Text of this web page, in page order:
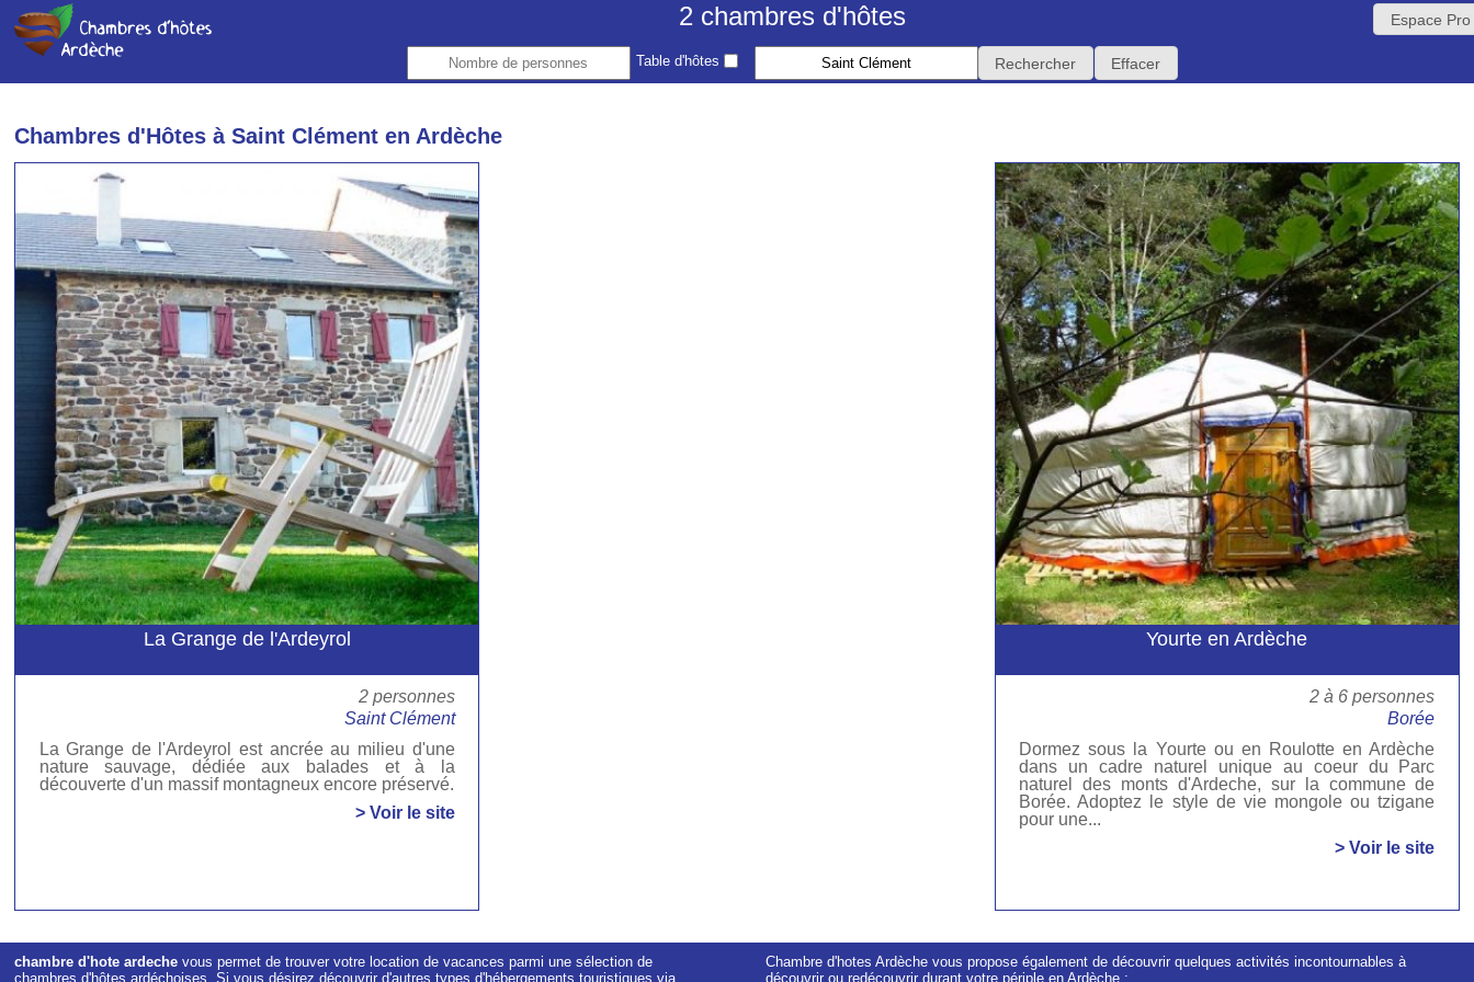
2 chambres d'hôtes
Table d'hôtes
Espace Pro
Chambres d'Hôtes à Saint Clément en Ardèche
La Grange de l'Ardeyrol
2 personnes
Saint Clément
La Grange de l'Ardeyrol est ancrée au milieu d'une
nature sauvage, dédiée aux balades et à la
découverte d'un massif montagneux encore préservé.
> Voir le site
Yourte en Ardèche
2 à 6 personnes
Borée
Dormez sous la Yourte ou en Roulotte en Ardèche
dans un cadre naturel unique au coeur du Parc
naturel des monts d'Ardeche, sur la commune de
Borée. Adoptez le style de vie mongole ou tzigane
pour une...
> Voir le site
chambre d'hote ardeche vous permet de trouver votre location de vacances parmi une sélection de
chambres d'hôtes ardéchoises. Si vous désirez découvrir d'autres types d'hébergements touristiques via
Chambre d'hotes Ardèche vous propose également de découvrir quelques activités incontournables à
découvrir ou redécouvrir durant votre périple en Ardèche :